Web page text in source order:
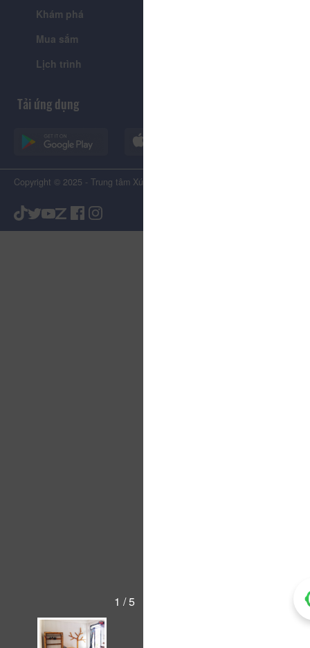
1 / 5
Khám phá
Mua sắm
Lịch trình
Tải ứng dụng
Copyright © 2025 - Trung tâm Xúc tiến Du lịch Tỉnh Lâm Đồng